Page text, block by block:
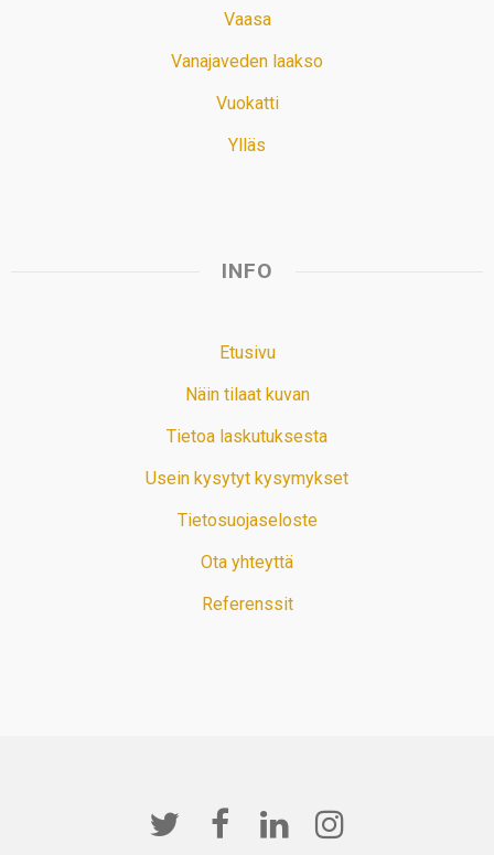
Vaasa
Vanajaveden laakso
Vuokatti
Ylläs
INFO
Etusivu
Näin tilaat kuvan
Tietoa laskutuksesta
Usein kysytyt kysymykset
Tietosuojaseloste
Ota yhteyttä
Referenssit